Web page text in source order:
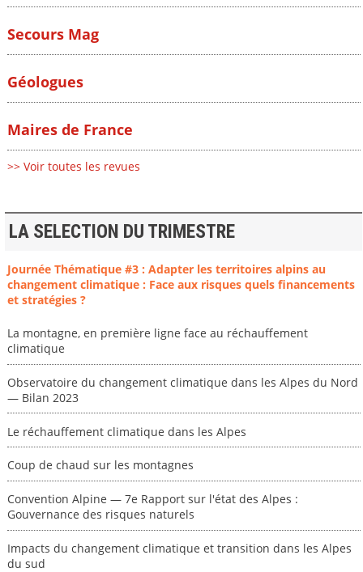
Secours Mag
Géologues
Maires de France
>> Voir toutes les revues
LA SELECTION DU TRIMESTRE
Journée Thématique #3 : Adapter les territoires alpins au
changement climatique : Face aux risques quels financements
et stratégies ?
La montagne, en première ligne face au réchauffement
climatique
Observatoire du changement climatique dans les Alpes du Nord
— Bilan 2023
Le réchauffement climatique dans les Alpes
Coup de chaud sur les montagnes
Convention Alpine — 7e Rapport sur l'état des Alpes :
Gouvernance des risques naturels
Impacts du changement climatique et transition dans les Alpes
du sud